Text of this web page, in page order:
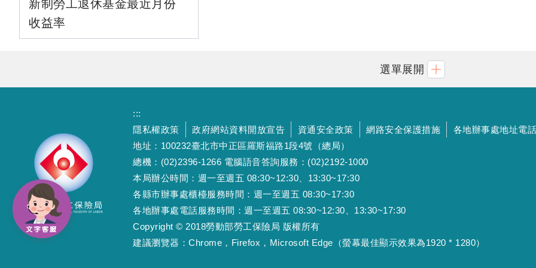
新制勞工退休基金最近月份
收益率
選單展開
:::
隱私權政策
政府網站資料開放宣告 資通安全政策 網路安全保護措施
各地辦事處地址電話
地址：100232臺北市中正區羅斯福路1段4號（總局）
總機：(02)2396-1266 電腦語音答詢服務：(02)2192-1000
本局辦公時間：週一至週五 08:30~12:30、13:30~17:30
各縣市辦事處櫃檯服務時間：週一至週五 08:30~17:30
各地辦事處電話服務時間：週一至週五 08:30~12:30、13:30~17:30
Copyright © 2018勞動部勞工保險局 版權所有
建議瀏覽器：Chrome，Firefox，Microsoft Edge（螢幕最佳顯示效果為1920 * 1280）